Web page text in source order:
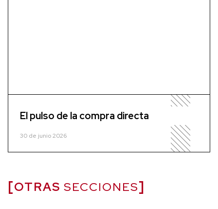
El pulso de la compra directa
30 de junio 2026
OTRAS SECCIONES